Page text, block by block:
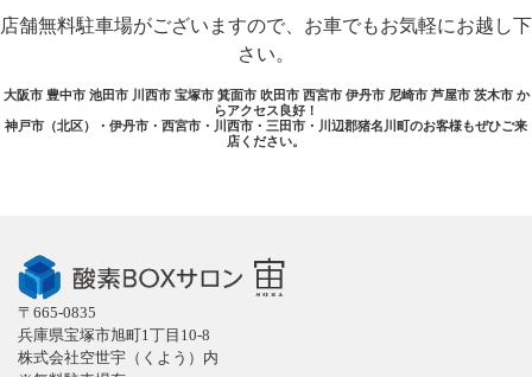
店舗無料駐車場がございますので、お車でもお気軽にお越し下
さい。
大阪市 豊中市 池田市 川西市 宝塚市 箕面市 吹田市 西宮市 伊丹市 尼崎市 芦屋市 茨木市 か
らアクセス良好！
神戸市（北区）・伊丹市・西宮市・川西市・三田市・川辺郡猪名川町のお客様もぜひご来
店ください。
〒665-0835
兵庫県宝塚市旭町1丁目10-8
株式会社空世宇（くよう）内